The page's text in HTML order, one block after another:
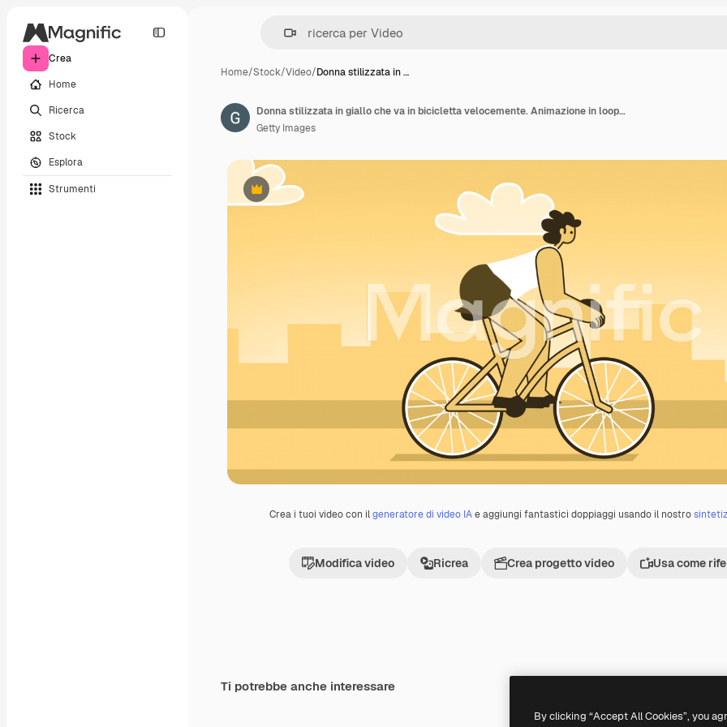
Crea
Home
Ricerca
Stock
Esplora
Strumenti
Home/Stock/Video/Donna stilizzata in …
Premium
Crea i tuoi video con ilgeneratore di video IAe aggiungi fantastici doppiaggi usando il nostro
Modifica video Ricrea Crea progetto video Usa come
Donna stilizzata in giallo che va in bicicletta velocemente. Animazione in loop isolata con canale alfa.
Getty Images
Ti potrebbe anche interessare
By clicking “Accept All Cookies”, you